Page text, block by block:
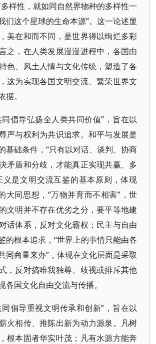
样性，就如同自然界物种的多样性一
们这个星球的生命本源”。这一论述显
美在和而不同，是世界得以绚烂多彩
之，在人类发展漫漫进程中，各国由
色、风土人情与文化传统，塑造了各
这为实现各国文明交流、繁荣世界文
。
同倡导弘扬全人类共同价值”，旨在以
严与权利为共识追求。和平与发展是
基础条件，“只有以对话、谈判、协商
矛盾和分歧，才能真正实现共赢、多
义是文明交流互鉴的基本原则，体现
大同思想，“万物并育而不相害”，世
文明并不存在优劣之分，要平等地建
话体系，反对文化霸权；民主与自由
的根本追求，“世界上的事情只能由各
同商量来办”，体现在文化层面是采取
，反对搞唯我独尊、歧视或排斥其他
各国文化自由交流与传播。
同倡导重视文明传承和创新”，旨在以
火相传、推陈出新为动力源泉。凡树
根本固者华实叶茂；凡有水源方能奔